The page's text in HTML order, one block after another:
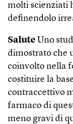
molti scienziati
definendolo
Salute Uno
dimostrato che
coinvolto nella
costituire la
contraccettivo
farmaco di
meno gravi di